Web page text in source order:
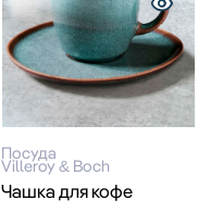
Посуда
Villeroy & Boch
Чашка для кофе